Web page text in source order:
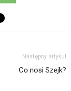
Następny artykuł
Co nosi Szejk?